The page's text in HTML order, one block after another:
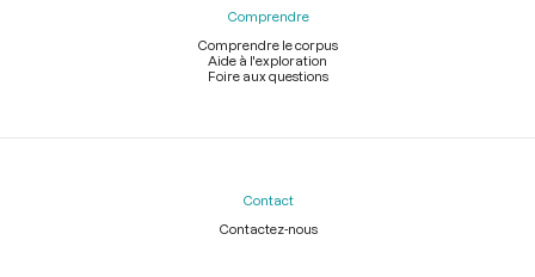
Comprendre
Comprendre le corpus
Aide à l'exploration
Foire aux questions
Contact
Contactez-nous